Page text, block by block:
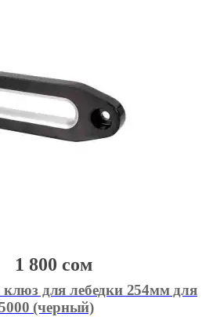
для лебедки 254мм для
(черный)
1 800 сом